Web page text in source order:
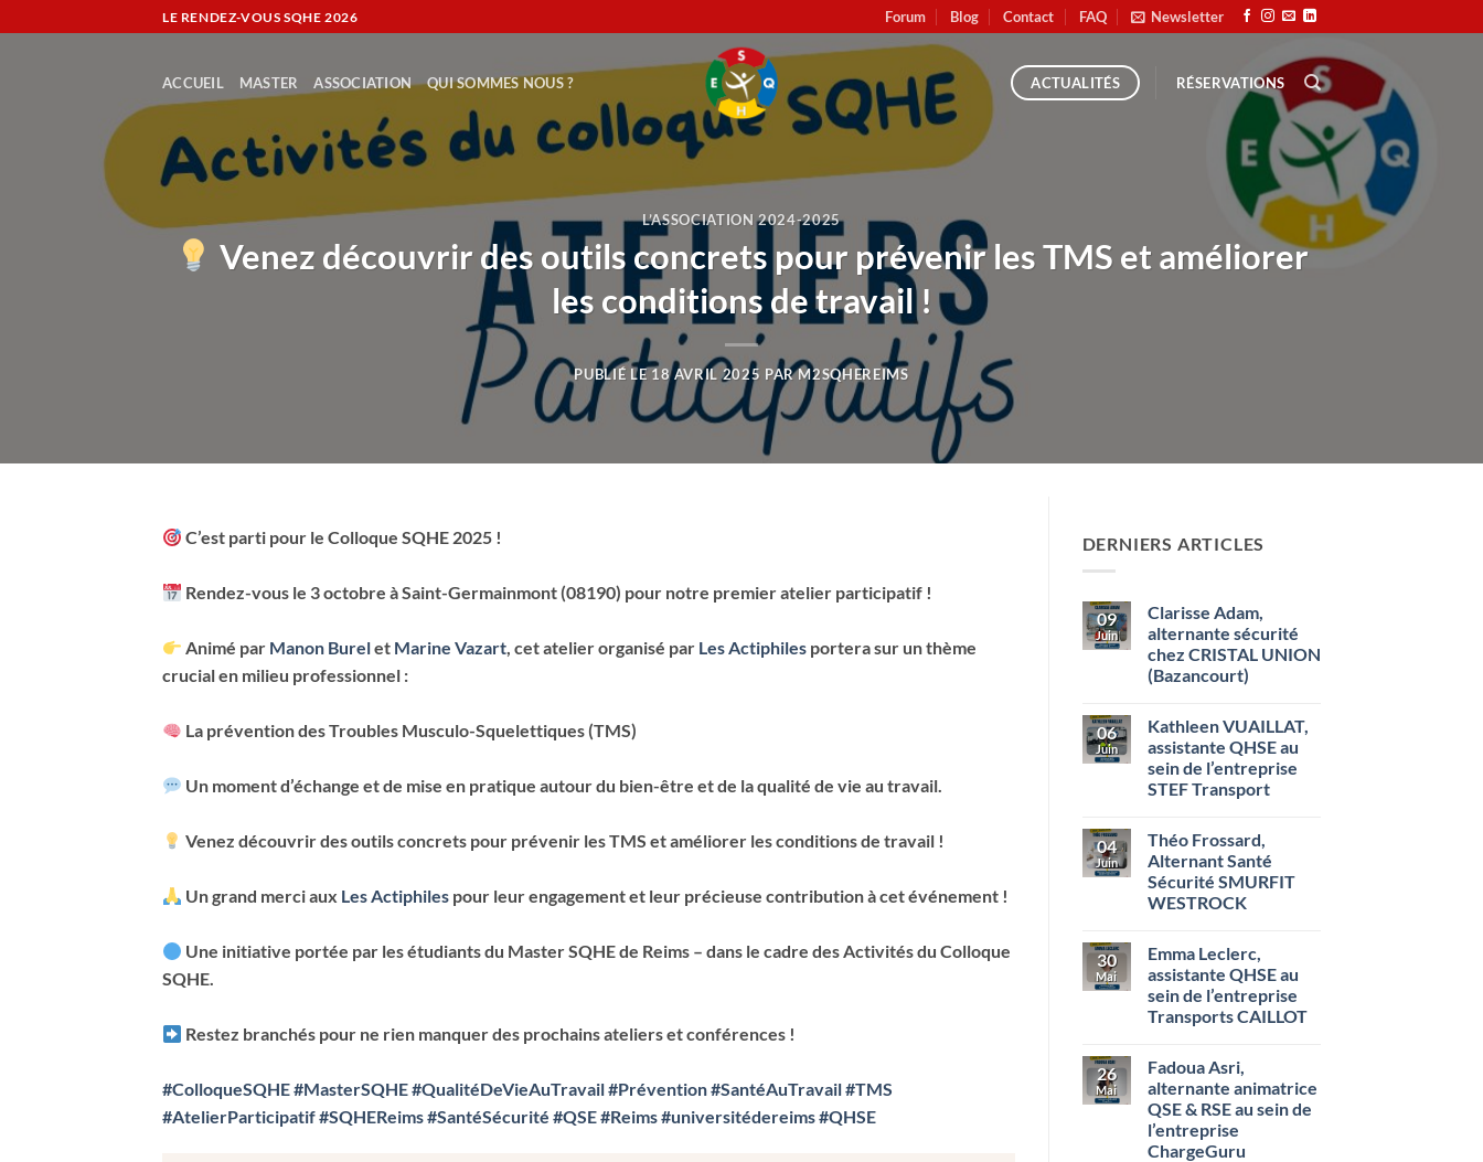
au
LE RENDEZ-VOUS SQHE 2026 Forum Blog Contact FAQ Newsletter
ACCUEIL MASTER ASSOCIATION QUI SOMMES NOUS ? ACTUALITÉS RÉSERVATIONS
L’ASSOCIATION 2024-2025
Venez découvrir des outils concrets pour prévenir les TMS et améliorer
les conditions de travail !
PUBLIÉ LE 18 AVRIL 2025 PARM2SQHEREIMS
C’est parti pour le Colloque SQHE 2025 !
Rendez-vous le 3 octobre à Saint-Germainmont (08190) pour notre premier atelier participatif !
Animé par Manon Burelet Marine Vazart, cet atelier organisé par Les Actiphiles portera sur un thème
crucial en milieu professionnel :
La prévention des Troubles Musculo-Squelettiques (TMS)
Un moment d’échange et de mise en pratique autour du bien-être et de la qualité de vie au travail.
Venez découvrir des outils concrets pour prévenir les TMS et améliorer les conditions de travail !
Un grand merci aux Les Actiphiles pour leur engagement et leur précieuse contribution à cet événement !
Une initiative portée par les étudiants du Master SQHE de Reims – dans le cadre des Activités du Colloque
SQHE.
Restez branchés pour ne rien manquer des prochains ateliers et conférences !
#ColloqueSQHE#MasterSQHE#QualitéDeVieAuTravail#Prévention#SantéAuTravail#TMS
#AtelierParticipatif#SQHEReims#SantéSécurité #QSE#Reims#universitédereims#QHSE
DERNIERS ARTICLES
09
Juin
Clarisse Adam,
alternante sécurité
chez CRISTAL UNION
(Bazancourt)
sur
Clarisse
Adam,
alternante
sécurité
chez
(Bazancourt)
06
Juin
Kathleen VUAILLAT,
assistante QHSE au
sein de l’entreprise
STEF Transport
sur
Kathleen
VUAILLAT,
assistante
QHSE
au
l’entreprise
Transport
04
Juin
Théo Frossard,
Alternant Santé
Sécurité SMURFIT
WESTROCK
sur
Frossard,
Alternant
Santé
Sécurité
30
Mai
Emma Leclerc,
assistante QHSE au
sein de l’entreprise
Transports CAILLOT
sur
Emma
Leclerc,
assistante
QHSE
au
sein
26
Mai
Fadoua Asri,
alternante animatrice
QSE & RSE au sein de
l’entreprise
ChargeGuru